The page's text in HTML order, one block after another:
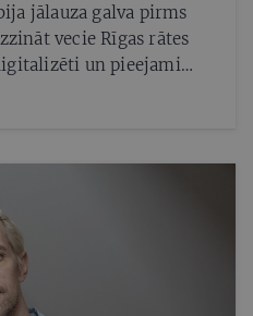
jālauza galva pirms
vecie Rīgas rātes
un pieejami